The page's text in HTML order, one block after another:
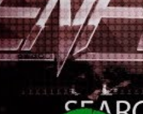
RIFFIFI –
Riffifi 2025 !!!
LE